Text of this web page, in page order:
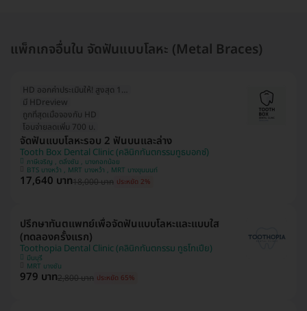
แพ็กเกจอื่นใน จัดฟันแบบโลหะ (Metal Braces)
HD ออกค่าประเมินให้! สูงสุด 1000 บ.
มี HDreview
ถูกที่สุดเมื่อจองกับ HD
โอนจ่ายลดเพิ่ม 700 บ.
จัดฟันแบบโลหะรอบ 2 ฟันบนและล่าง
Tooth Box Dental Clinic (คลินิกทันตกรรมทูธบอกซ์)
ภาษีเจริญ , ตลิ่งชัน , บางกอกน้อย
BTS บางหว้า , MRT บางหว้า , MRT บางขุนนนท์
17,640 บาท18,000 บาท ประหยัด 2%
ปรึกษาทันตแพทย์เพื่อจัดฟันแบบโลหะและแบบใส
(ทดลองครั้งแรก)
Toothopia Dental Clinic (คลินิกทันตกรรม ทูธโทเปีย)
มีนบุรี
MRT บางชัน
979 บาท2,800 บาท ประหยัด 65%